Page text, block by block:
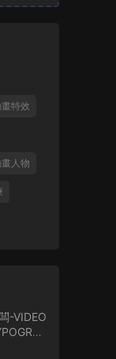
特效
人物
-VIDEO